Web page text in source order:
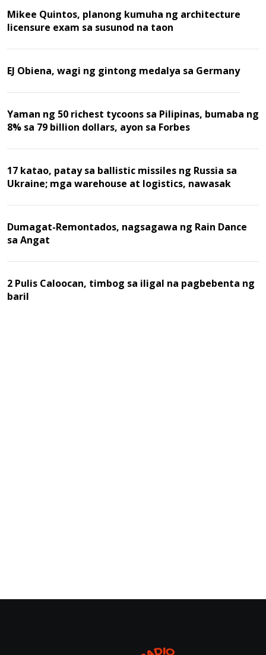
Mikee Quintos, planong kumuha ng architecture
licensure exam sa susunod na taon
EJ Obiena, wagi ng gintong medalya sa Germany
Yaman ng 50 richest tycoons sa Pilipinas, bumaba ng
8% sa 79 billion dollars, ayon sa Forbes
17 katao, patay sa ballistic missiles ng Russia sa
Ukraine; mga warehouse at logistics, nawasak
Dumagat-Remontados, nagsagawa ng Rain Dance
sa Angat
2 Pulis Caloocan, timbog sa iligal na pagbebenta ng
baril